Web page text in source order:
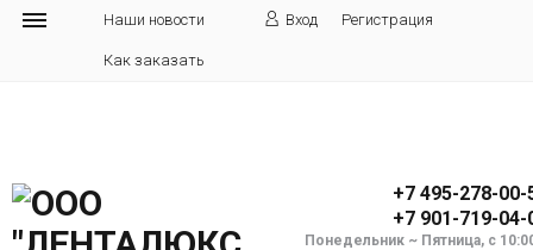
Наши новости Вход Регистрация
Как заказать
+7 495-278-00-
+7 901-719-04-
Понедельник ~ Пятница, с